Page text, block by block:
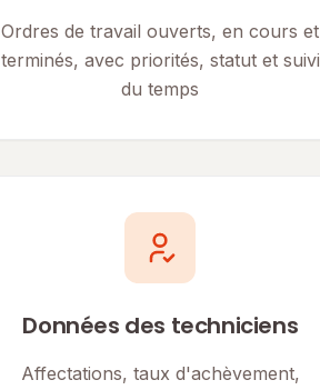
Ordres de travail ouverts, en cours et
terminés, avec priorités, statut et suivi
du temps
Données des techniciens
Affectations, taux d'achèvement,